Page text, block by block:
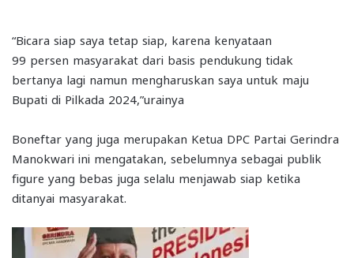
“Bicara siap saya tetap siap, karena kenyataan
99 persen masyarakat dari basis pendukung tidak
bertanya lagi namun mengharuskan saya untuk maju
Bupati di Pilkada 2024,”urainya
Boneftar yang juga merupakan Ketua DPC Partai Gerindra
Manokwari ini mengatakan, sebelumnya sebagai publik
figure yang bebas juga selalu menjawab siap ketika
ditanyai masyarakat.